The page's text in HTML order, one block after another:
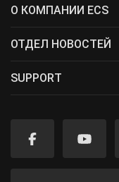
О КОМПАНИИ ECS
ОТДЕЛ НОВОСТЕЙ
SUPPORT